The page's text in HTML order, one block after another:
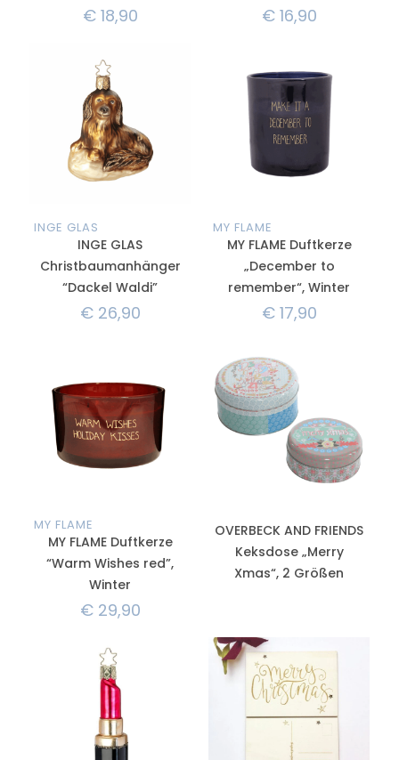
€18,90 €16,90
INGE GLAS
INGE GLAS
Christbaumanhänger
“Dackel Waldi”
€26,90
MY FLAME
MY FLAME Duftkerze
„December to
remember“, Winter
€17,90
MY FLAME
MY FLAME Duftkerze
“Warm Wishes red”,
Winter
€29,90
OVERBECK AND FRIENDS
Keksdose „Merry
Xmas“, 2 Größen